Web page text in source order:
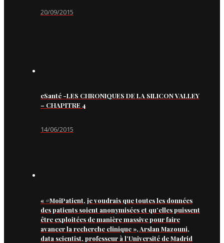
20/09/2015
eSanté -LES CHRONIQUES DE LA SILICON VALLEY
– CHAPITRE 4
14/06/2015
« #MoiPatient, je voudrais que toutes les données
des patients soient anonymisées et qu’elles puissent
être exploitées de manière massive pour faire
avancer la recherche clinique », Arslan Mazouni,
data scientist, professeur à l’Université de Madrid